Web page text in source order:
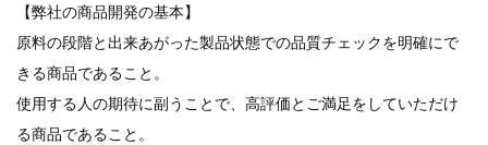
【弊社の商品開発の基本】
原料の段階と出来あがった製品状態での品質チェックを明確にで
きる商品であること。
使用する人の期待に副うことで、高評価とご満足をしていただけ
る商品であること。